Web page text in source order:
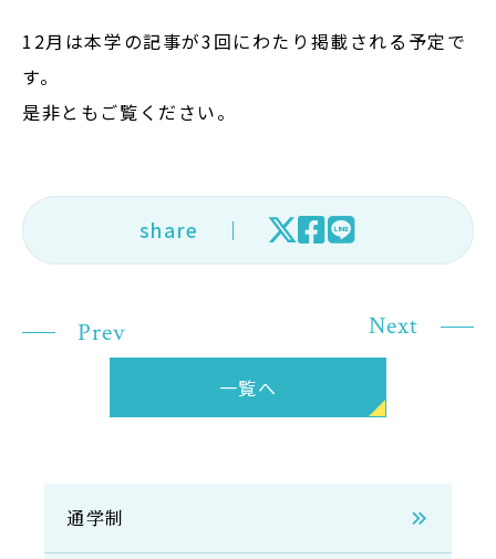
企業・病院の方
お問い合わせ
サイトマップ
同窓会
12月は本学の記事が3回にわたり掲載される予定で
す。
是非ともご覧ください。
share
Prev
一覧へ
Next
通学制